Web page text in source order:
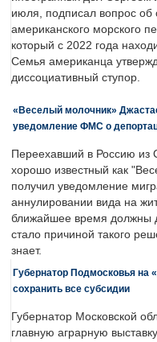
июля, подписал вопрос
американского морского
который с 2022 года
Семья американца
диссоциативный ступор.
«Веселый молочник»
уведомление ФМС о
Переехавший в Россию
хорошо известный как
получил уведомление
аннулировании вида на
ближайшее время должны
стало причиной такого
знает.
Губернатор Подмосковья на
сохранить все субсидии
Губернатор Московской
главную аграрную